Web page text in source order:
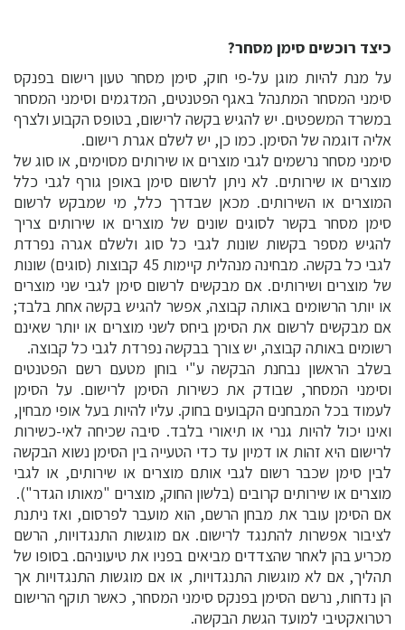
כיצד רוכשים סימן מסחר?
על מנת להיות מוגן על-פי חוק, סימן מסחר טעון רישום בפנקס
סימני המסחר המתנהל באגף הפטנטים, המדגמים וסימני המסחר
במשרד המשפטים. יש להגיש בקשה לרישום, בטופס הקבוע ולצרף
אליה דוגמה של הסימן. כמו כן, יש לשלם אגרת רישום.
סימני מסחר נרשמים לגבי מוצרים או שירותים מסוימים, או סוג של
מוצרים או שירותים. לא ניתן לרשום סימן באופן גורף לגבי כלל
המוצרים או השירותים. מכאן שבדרך כלל, מי שמבקש לרשום
סימן מסחר בקשר לסוגים שונים של מוצרים או שירותים צריך
להגיש מספר בקשות שונות לגבי כל סוג ולשלם אגרה נפרדת
לגבי כל בקשה. מבחינה מנהלית קיימות 45 קבוצות (סוגים) שונות
של מוצרים ושירותים. אם מבקשים לרשום סימן לגבי שני מוצרים
או יותר הרשומים באותה קבוצה, אפשר להגיש בקשה אחת בלבד;
אם מבקשים לרשום את הסימן ביחס לשני מוצרים או יותר שאינם
רשומים באותה קבוצה, יש צורך בבקשה נפרדת לגבי כל קבוצה.
בשלב הראשון נבחנת הבקשה ע"י בוחן מטעם רשם הפטנטים
וסימני המסחר, שבודק את כשירות הסימן לרישום. על הסימן
לעמוד בכל המבחנים הקבועים בחוק. עליו להיות בעל אופי מבחין,
ואינו יכול להיות גנרי או תיאורי בלבד. סיבה שכיחה לאי-כשירות
לרישום היא זהות או דמיון עד כדי הטעייה בין הסימן נשוא הבקשה
לבין סימן שכבר רשום לגבי אותם מוצרים או שירותים, או לגבי
מוצרים או שירותים קרובים (בלשון החוק, מוצרים "מאותו הגדר").
אם הסימן עובר את מבחן הרשם, הוא מועבר לפרסום, ואז ניתנת
לציבור אפשרות להתנגד לרישום. אם מוגשות התנגדויות, הרשם
מכריע בהן לאחר שהצדדים מביאים בפניו את טיעוניהם. בסופו של
תהליך, אם לא מוגשות התנגדויות, או אם מוגשות התנגדויות אך
הן נדחות, נרשם הסימן בפנקס סימני המסחר, כאשר תוקף הרישום
רטרואקטיבי למועד הגשת הבקשה.